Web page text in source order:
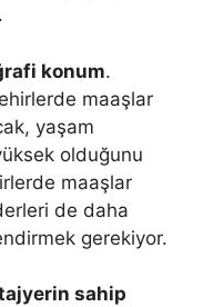
konum.
maaşlar
yaşam
olduğunu
maaşlar
de daha
gerekiyor.
sahip